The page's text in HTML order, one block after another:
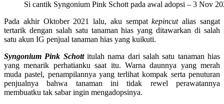
Si cantik Syngonium Pink Schott pada awal adopsi – 3 Nov
Pada akhir Oktober 2021 lalu, aku sempatkepincutalias sangat
tertarik dengan salah satu tanaman hias yang ditawarkan di salah
satu akun IG penjual tanaman hias yang kuikuti.
Syngonium Pink Schott itulah nama dari salah satu tanaman hias
yang menarik perhatianku saat itu. Warna daunnya yang merah
muda pastel, penampilannya yang terlihat kompak serta penuturan
penjualnya bahwa tanaman ini tidak rewel perawatannya
membuatku tak sabar ingin mengadopsinya.